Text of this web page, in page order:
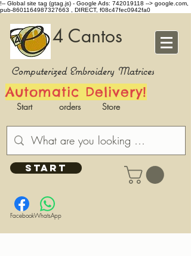
!-- Global site tag (gtag.js) - Google Ads: 742019118 --> google.com,
pub-8601164987327663 , DIRECT, f08c47fec0942fa0
4 Cantos
Computerized Embroidery Matrices
Automatic Delivery!
Start orders Store
START
FacebookWhatsApp